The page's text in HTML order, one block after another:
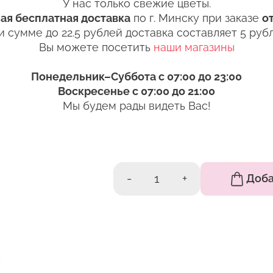
У нас только свежие цветы.
бесплатная доставкапо г. Минску при заказе
сумме до 22.5 рублей доставка составляет 5
Вы можете посетить наши магазины
Понедельник–Суббота с 07:00 до 23:00
Воскресенье с 07:00 до 21:00
Мы будем рады видеть Вас!
- 1 +
вазу с водой (для роз воды в вазе должно
прохладная, а также не забывайте менять воду
цветы в вазу, нижние листья следует удалить.
Он сушит стебли и листья. По этой же причине
лучей или кондиционер.
Готово
Изменить адрес
ближайшее время
(33) 362-91-92
Беларусь
+375
Пожалуйста, заполните
Оформить